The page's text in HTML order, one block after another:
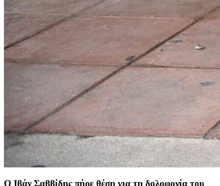
Ο Ιβάν Σαββίδης πήρε θέση για τη δολοφονία του